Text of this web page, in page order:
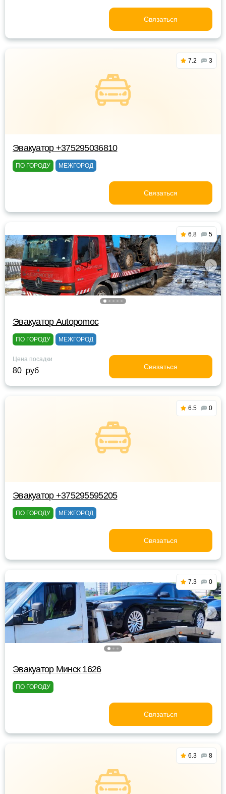
Связаться
7.2 3
Эвакуатор +375295036810
ПО ГОРОДУ МЕЖГОРОД
Связаться
6.8 5
Эвакуатор Autopomoc
ПО ГОРОДУ МЕЖГОРОД
Цена посадки
80 руб Связаться
6.5 0
Эвакуатор +375295595205
ПО ГОРОДУ МЕЖГОРОД
Связаться
7.3 0
Эвакуатор Минск 1626
ПО ГОРОДУ
Связаться
6.3 8